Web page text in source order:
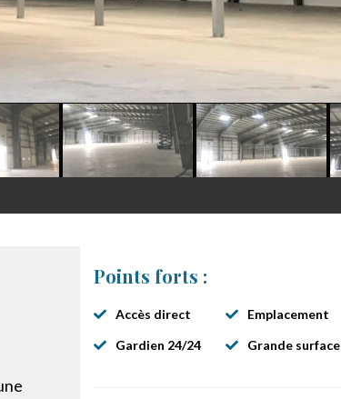
Points forts :
Accès direct Emplacement
Gardien 24/24
Grande surface